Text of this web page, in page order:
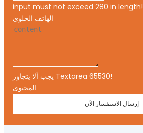
input must not exceed 280 in length!
الهاتف الخلوي
يجب ألا يتجاوز Textarea 65530!
المحتوى
إرسال الاستفسار الآن